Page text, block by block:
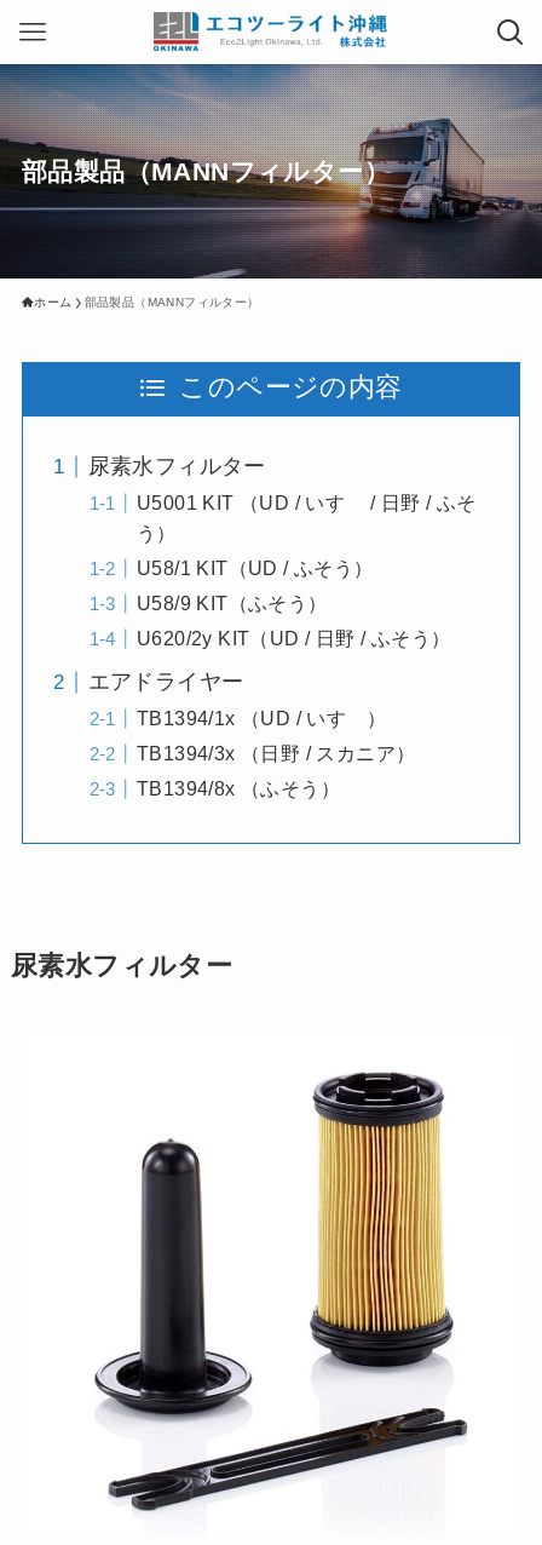
部品製品（MANNフィルター）
ホーム 部品製品（MANNフィルター）
このページの内容
尿素水フィルター
U5001 KIT （UD / いすゞ / 日野 / ふそ
う）
U58/1 KIT（UD / ふそう）
U58/9 KIT（ふそう）
U620/2y KIT（UD / 日野 / ふそう）
エアドライヤー
TB1394/1x （UD / いすゞ）
TB1394/3x （日野 / スカニア）
TB1394/8x （ふそう）
尿素水フィルター